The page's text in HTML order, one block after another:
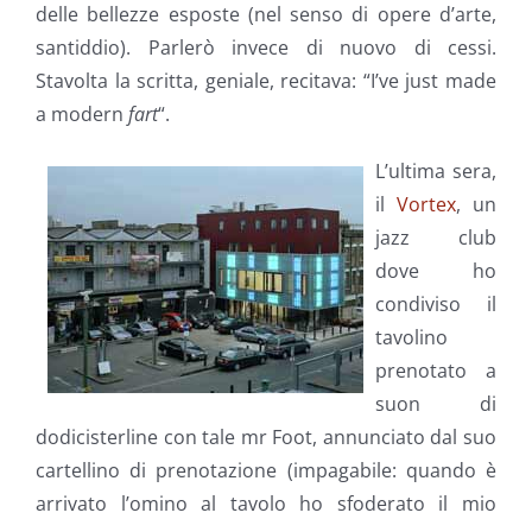
delle bellezze esposte (nel senso di opere d’arte,
santiddio). Parlerò invece di nuovo di cessi.
Stavolta la scritta, geniale, recitava: “I’ve just made
a modern fart“.
L’ultima sera,
il Vortex, un
jazz club
dove ho
condiviso il
tavolino
prenotato a
suon di
dodicisterline con tale mr Foot, annunciato dal suo
cartellino di prenotazione (impagabile: quando è
arrivato l’omino al tavolo ho sfoderato il mio